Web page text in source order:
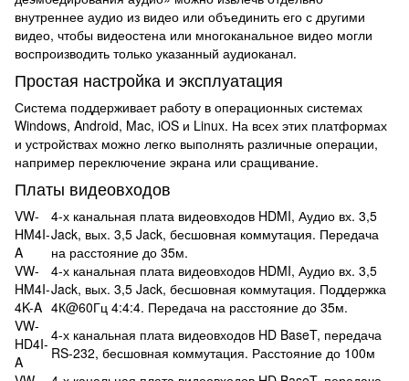
внутреннее аудио из видео или объединить его с другими
видео, чтобы видеостена или многоканальное видео могли
воспроизводить только указанный аудиоканал.
Простая настройка и эксплуатация
Система поддерживает работу в операционных системах
Windows, Android, Mac, iOS и Linux. На всех этих платформах
и устройствах можно легко выполнять различные операции,
например переключение экрана или сращивание.
Платы видеовходов
VW-
HM4I-
A
4-х канальная плата видеовходов HDMI, Аудио вх. 3,5
Jack, вых. 3,5 Jack, бесшовная коммутация. Передача
на расстояние до 35м.
VW-
HM4I-
4K-A
4-х канальная плата видеовходов HDMI, Аудио вх. 3,5
Jack, вых. 3,5 Jack, бесшовная коммутация. Поддержка
4К@60Гц 4:4:4. Передача на расстояние до 35м.
VW-
HD4I-
A
4-х канальная плата видеовходов HD BaseT, передача
RS-232, бесшовная коммутация. Расстояние до 100м